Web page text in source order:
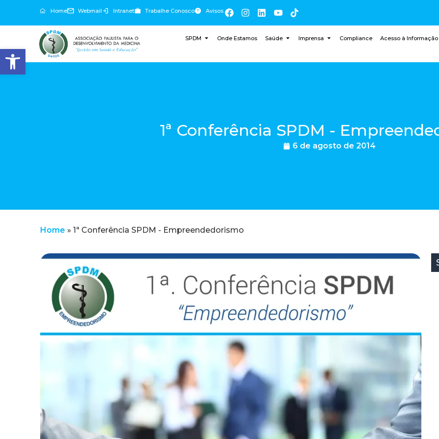
Abrir a barra de ferramentas
Home Webmail Intranet Trabalhe Conosco Avisos
SPDM Onde Estamos Saúde Imprensa Compliance Acesso à Informação
1ª Conferência SPDM -
6 de agosto de 2014
Home » 1ª Conferência SPDM - Empreendedorismo